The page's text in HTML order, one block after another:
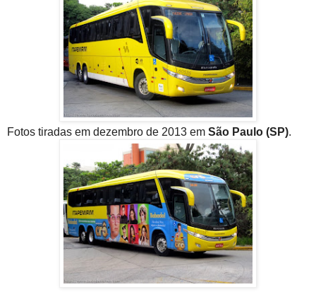
Fotos tiradas em dezembro de 2013 em São Paulo (SP).